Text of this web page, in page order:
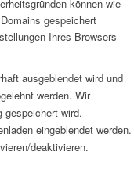
können wie
gespeichert
Ihres Browsers
ausgeblendet wird und
werden. Wir
gespeichert wird.
eingeblendet werden.
deaktivieren.